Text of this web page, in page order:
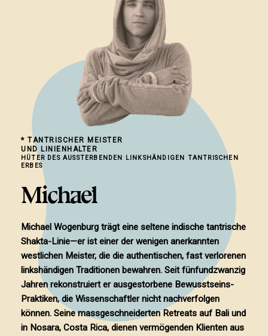
* TANTRISCHER MEISTER
UND LINIENHALTER
HÜTER DES AUSSTERBENDEN LINKSHÄNDIGEN TANTRISCHEN
ERBES
Michael
Michael Wogenburg trägt eine seltene indische tantrische
Shakta-Linie—er ist einer der wenigen anerkannten
westlichen Meister, die die authentischen, fast verlorenen
linkshändigen Traditionen bewahren. Seit fünfundzwanzig
Jahren rekonstruiert er ausgestorbene Bewusstseins-
Praktiken, die Wissenschaftler nicht nachverfolgen
können. Seine massgeschneiderten Retreats auf Bali und
in Nosara, Costa Rica, dienen vermögenden Klienten aus